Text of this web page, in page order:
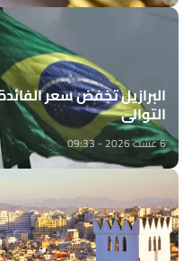
البرازيل تخفض سعر
التوالي
6 غشت 2026 - 09:33